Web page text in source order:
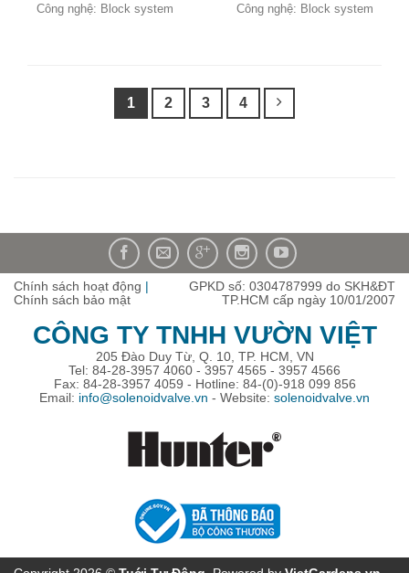
Công nghệ: Block system
Công nghệ: Block system
1 2 3 4
Chính sách hoạt động |
Chính sách bảo mật
GPKD số: 0304787999 do SKH&ĐT
TP.HCM cấp ngày 10/01/2007
CÔNG TY TNHH VƯỜN VIỆT
205 Đào Duy Từ, Q. 10, TP. HCM, VN
Tel: 84-28-3957 4060 - 3957 4565 - 3957 4566
Fax: 84-28-3957 4059 - Hotline: 84-(0)-918 099 856
Email: info@solenoidvalve.vn - Website: solenoidvalve.vn